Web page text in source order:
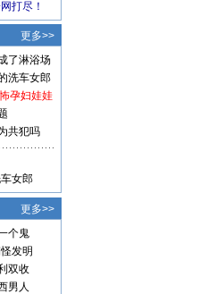
更多>>
了淋浴场
洗车女郎
孕妇娃娃
共犯吗
女郎
更多>>
个鬼
发明
双收
男人